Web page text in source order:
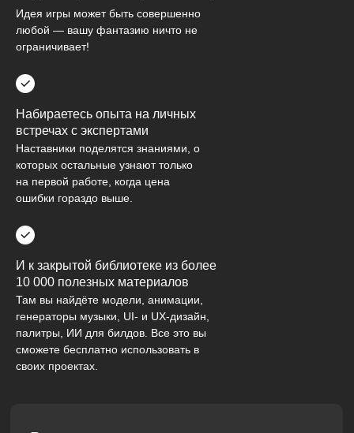
Идея игры может быть совершенно
любой — вашу фантазию ничто не
ограничивает!
Набираетесь опыта на личных
встречах с экспертами
Наставники поделятся знаниями, о
которых остальные узнают только
на первой работе, когда цена
ошибки гораздо выше.
И к закрытой библиотеке из более
10 000 полезных материалов
Там вы найдёте модели, анимации,
генераторы музыки, UI- и UX-дизайн,
палитры, ИИ для билдов. Все это вы
сможете бесплатно использовать в
своих проектах.